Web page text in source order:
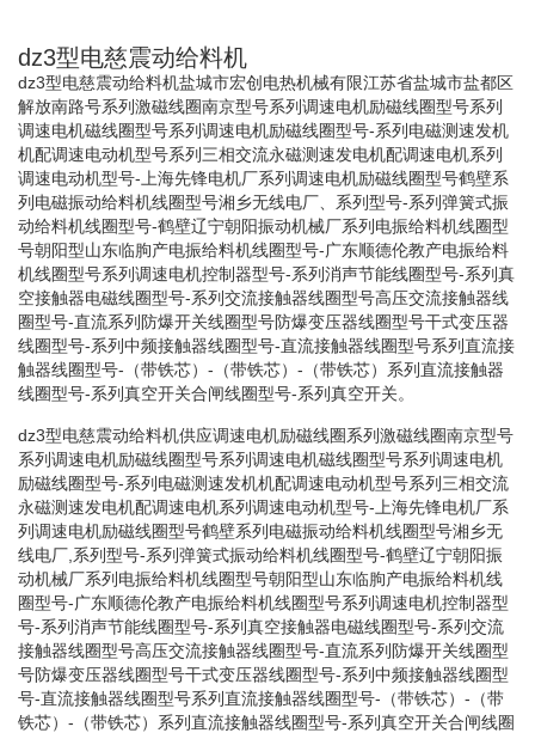
dz3型电慈震动给料机
dz3型电慈震动给料机盐城市宏创电热机械有限江苏省盐城市盐都区
解放南路号系列激磁线圈南京型号系列调速电机励磁线圈型号系列
调速电机磁线圈型号系列调速电机励磁线圈型号-系列电磁测速发机
机配调速电动机型号系列三相交流永磁测速发电机配调速电机系列
调速电动机型号-上海先锋电机厂系列调速电机励磁线圈型号鹤壁系
列电磁振动给料机线圈型号湘乡无线电厂、系列型号-系列弹簧式振
动给料机线圈型号-鹤壁辽宁朝阳振动机械厂系列电振给料机线圈型
号朝阳型山东临朐产电振给料机线圈型号-广东顺德伦教产电振给料
机线圈型号系列调速电机控制器型号-系列消声节能线圈型号-系列真
空接触器电磁线圈型号-系列交流接触器线圈型号高压交流接触器线
圈型号-直流系列防爆开关线圈型号防爆变压器线圈型号干式变压器
线圈型号-系列中频接触器线圈型号-直流接触器线圈型号系列直流接
触器线圈型号-（带铁芯）-（带铁芯）-（带铁芯）系列直流接触器
线圈型号-系列真空开关合闸线圈型号-系列真空开关。
dz3型电慈震动给料机供应调速电机励磁线圈系列激磁线圈南京型号
系列调速电机励磁线圈型号系列调速电机磁线圈型号系列调速电机
励磁线圈型号-系列电磁测速发机机配调速电动机型号系列三相交流
永磁测速发电机配调速电机系列调速电动机型号-上海先锋电机厂系
列调速电机励磁线圈型号鹤壁系列电磁振动给料机线圈型号湘乡无
线电厂,系列型号-系列弹簧式振动给料机线圈型号-鹤壁辽宁朝阳振
动机械厂系列电振给料机线圈型号朝阳型山东临朐产电振给料机线
圈型号-广东顺德伦教产电振给料机线圈型号系列调速电机控制器型
号-系列消声节能线圈型号-系列真空接触器电磁线圈型号-系列交流
接触器线圈型号高压交流接触器线圈型号-直流系列防爆开关线圈型
号防爆变压器线圈型号干式变压器线圈型号-系列中频接触器线圈型
号-直流接触器线圈型号系列直流接触器线圈型号-（带铁芯）-（带
铁芯）-（带铁芯）系列直流接触器线圈型号-系列真空开关合闸线圈